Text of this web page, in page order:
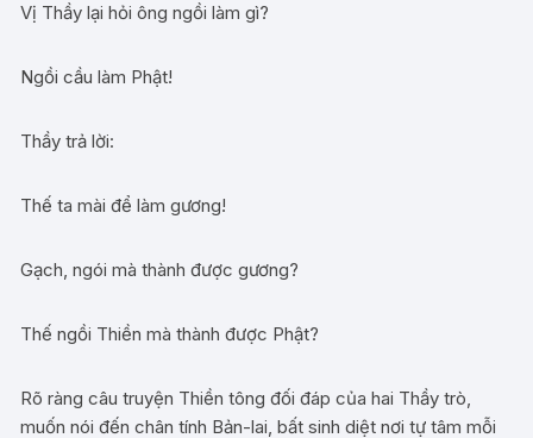
Vị Thầy lại hỏi ông ngồi làm gì?
Ngồi cầu làm Phật!
Thầy trả lời:
Thế ta mài để làm gương!
Gạch, ngói mà thành được gương?
Thế ngồi Thiền mà thành được Phật?
Rõ ràng câu truyện Thiền tông đối đáp của hai Thầy trò,
muốn nói đến chân tính Bản-lai, bất sinh diệt nơi tự tâm mỗi